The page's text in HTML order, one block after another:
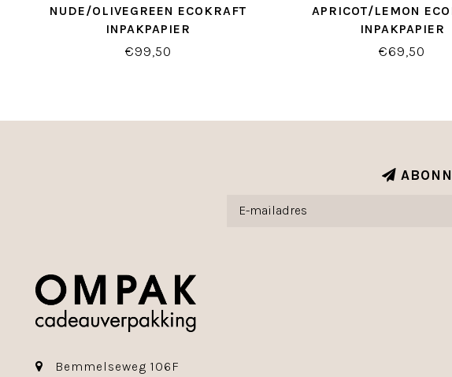
NUDE/OLIVEGREEN ECOKRAFT
INPAKPAPIER
€99,50
APRICOT/LEMON
INPAKPAPIER
€69,50
Bemmelseweg 106F